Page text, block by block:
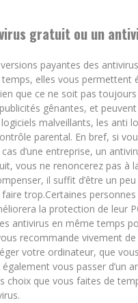
gratuit ou un
payantes des
elles vous permettent
que ce ne soit pas
gênantes, et
malveillants, les anti
parental. En bref, si
d’une entreprise, un
vous ne renoncerez pas
il suffit d’être un
trop.Certaines
la protection de leur
antivirus en même temps
recommande vivement
votre ordinateur, que
vous passer d’un
que vous faites de